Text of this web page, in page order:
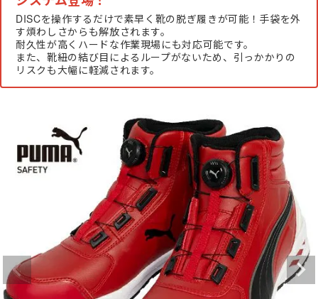
DISCを操作するだけで素早く靴の脱ぎ履きが可能！手袋を外
す煩わしさからも解放されます。
耐久性が高くハードな作業現場にも対応可能です。
また、靴紐の結び目によるループがないため、引っかかりの
リスクも大幅に軽減されます。